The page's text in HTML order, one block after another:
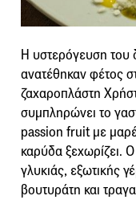
Η υστερόγευση του
ανατέθηκαν φέτος
ζαχαροπλάστη
συμπληρώνει το
passion fruit με
καρύδα ξεχωρίζει.
γλυκιάς, εξωτικής
βουτυράτη και